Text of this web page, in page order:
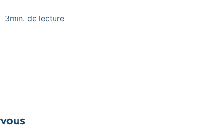
3min. de lecture